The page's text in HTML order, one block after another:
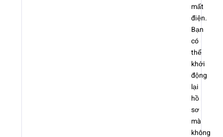
mất
điện.
Bạn
có
thể
khởi
động
lại
hồ
sơ
mà
không